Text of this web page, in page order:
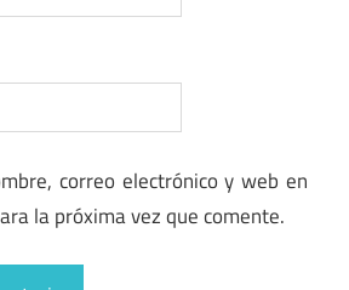
correo electrónico y web en
la próxima vez que comente.